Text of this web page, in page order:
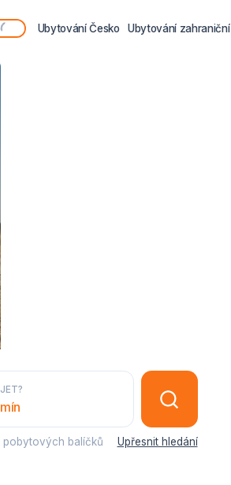
Ubytování Česko Ubytování zahraniční
pobytových balíčků Upřesnit hledání